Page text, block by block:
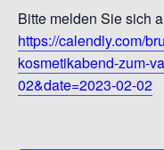
Bitte melden Sie sich
https://calendly.com/
kosmetikabend-zum-
02&date=2023-02-02